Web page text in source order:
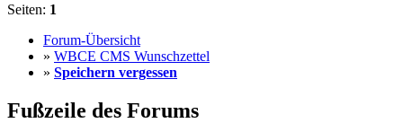
Seiten: 1
Forum-Übersicht
» WBCE CMS Wunschzettel
» Speichern vergessen
Fußzeile des Forums